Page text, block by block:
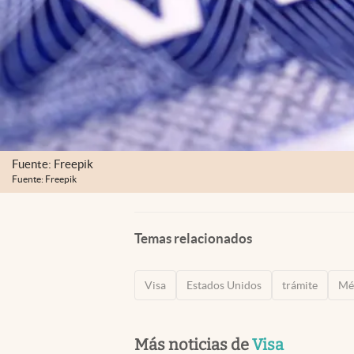
Fuente: Freepik
Fuente: Freepik
Temas relacionados
Visa Estados Unidos trámite
Más noticias deVisa